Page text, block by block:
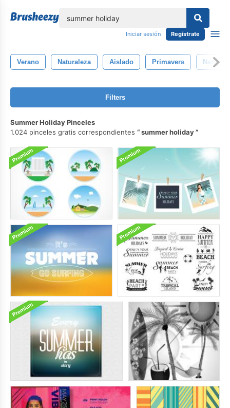
Iniciar sesión Regístrate
Verano Naturaleza Aislado Primavera Natural
Filters
Summer Holiday Pinceles
1.024 pinceles gratis correspondientes
summer holiday